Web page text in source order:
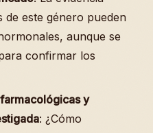
de este género pueden
aunque se
confirmar los
y
: ¿Cómo